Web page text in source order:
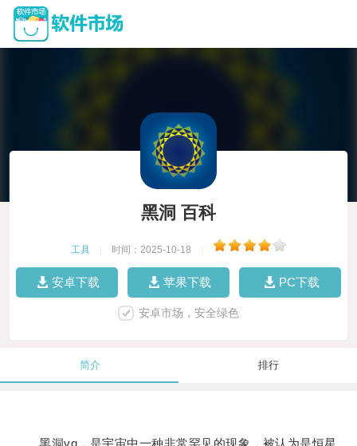
黑洞 百科
工具 时间：2025-10-18
安卓下载 苹果下载 PC下载
安卓市场，安全绿色
简介 排行